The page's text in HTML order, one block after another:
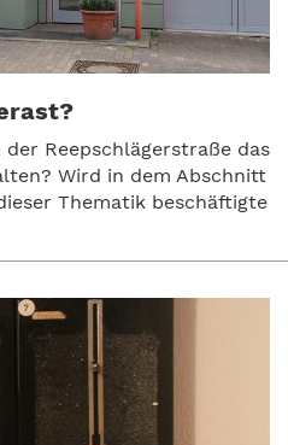
Reepschlägerstraße das
Wird in dem Abschnitt
Thematik beschäftigte